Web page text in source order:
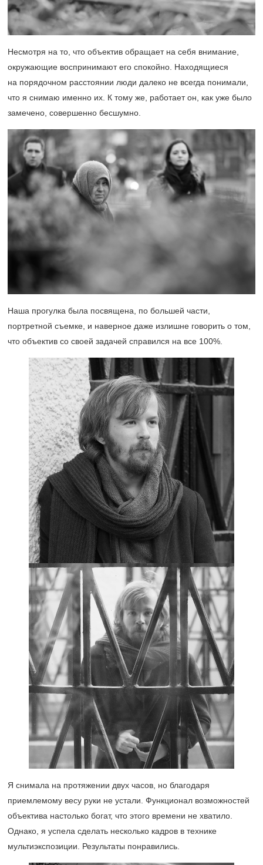
Несмотря на то, что объектив обращает на себя внимание,
окружающие воспринимают его спокойно. Находящиеся
на порядочном расстоянии люди далеко не всегда понимали,
что я снимаю именно их. К тому же, работает он, как уже было
замечено, совершенно бесшумно.
Наша прогулка была посвящена, по большей части,
портретной съемке, и наверное даже излишне говорить о том,
что объектив со своей задачей справился на все 100%.
Я снимала на протяжении двух часов, но благодаря
приемлемому весу руки не устали. Функционал возможностей
объектива настолько богат, что этого времени не хватило.
Однако, я успела сделать несколько кадров в технике
мультиэкспозиции. Результаты понравились.